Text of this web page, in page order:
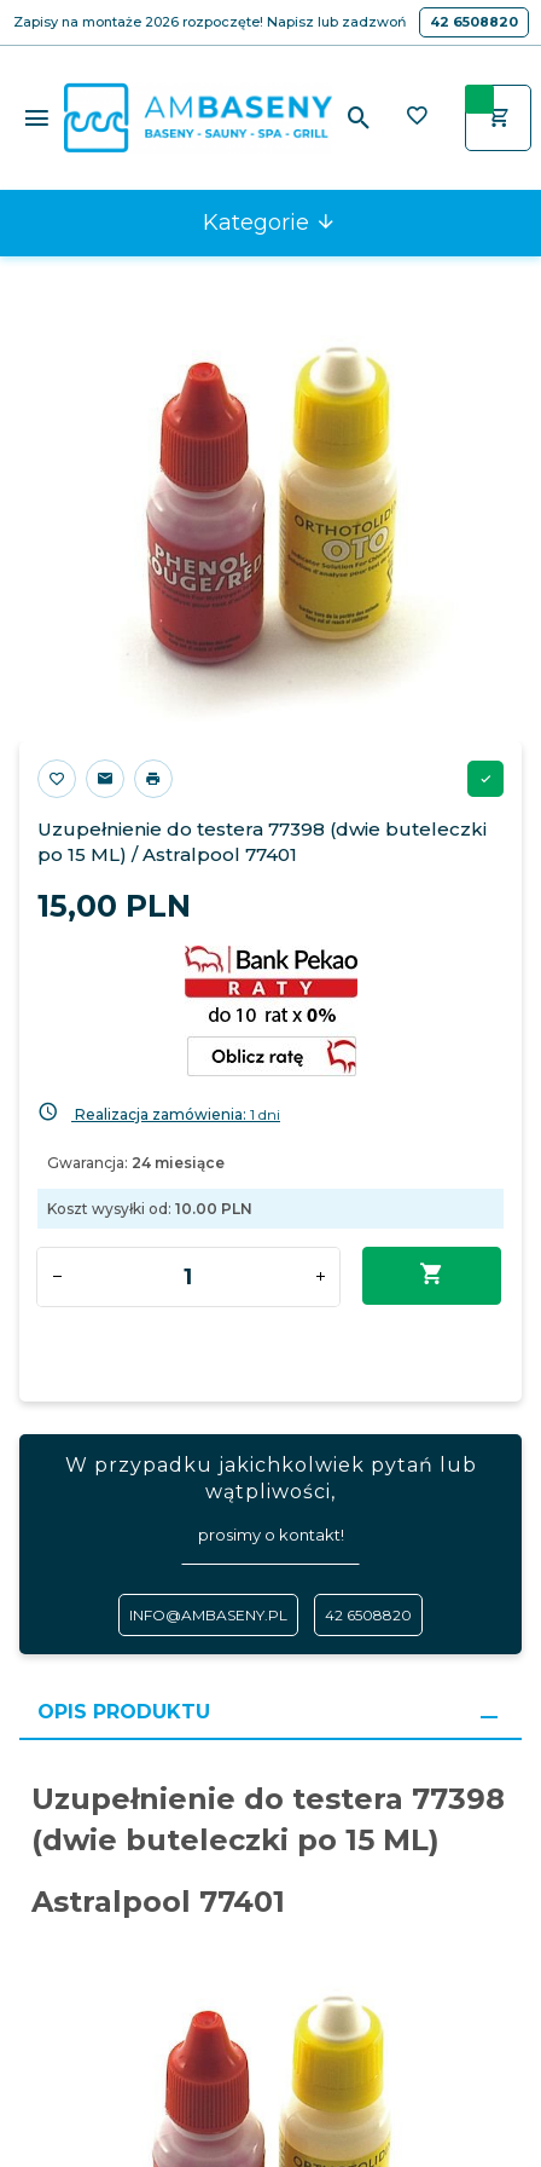
Zapisy na montaże 2026 rozpoczęte! Napisz lub zadzwoń 42 6508820
Kategorie
Uzupełnienie do testera 77398 (dwie buteleczki
po 15 ML) / Astralpool 77401
15,00 PLN
Realizacja zamówienia: 1 dni
Gwarancja: 24 miesiące
Koszt wysyłki od: 10.00 PLN
W przypadku jakichkolwiek pytań lub
wątpliwości,
prosimy o kontakt!
INFO@AMBASENY.PL 42 6508820
OPIS PRODUKTU
Uzupełnienie do testera 77398
(dwie buteleczki po 15 ML)
Astralpool 77401